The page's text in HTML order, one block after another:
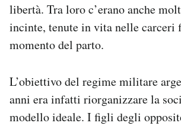
libertà. Tra loro c’erano anche
incinte, tenute in vita nelle carceri
momento del parto.
L’obiettivo del regime militare
anni era infatti riorganizzare la
modello ideale. I figli degli